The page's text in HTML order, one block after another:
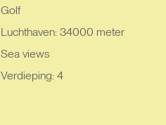
Golf
Luchthaven: 34000 meter
Sea views
Verdieping: 4